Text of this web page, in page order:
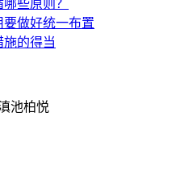
些原则？
做好统一布置
的得当
池柏悦